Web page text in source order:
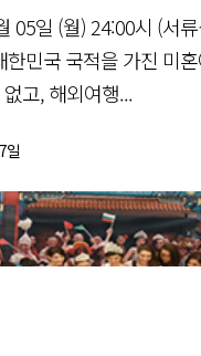
05일 (월) 24:00시 (서
한민국 국적을 가진 미
고, 해외여행...
일